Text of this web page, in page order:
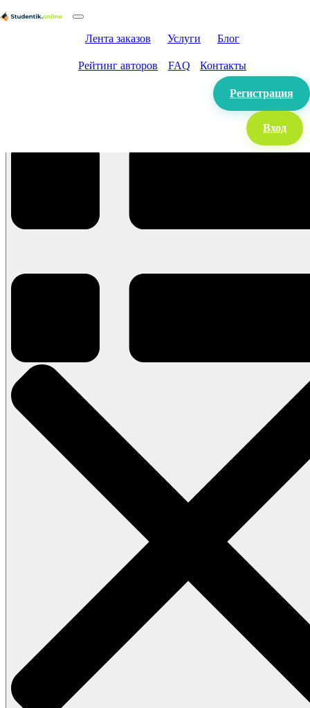
Лента заказов Услуги Блог
Рейтинг авторов FAQ Контакты
Регистрация
Вход